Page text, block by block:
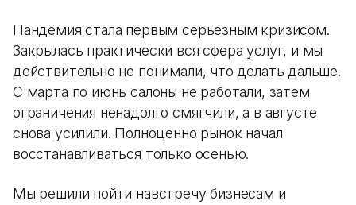
Пандемия стала первым серьезным кризисом.
Закрылась практически вся сфера услуг, и мы
действительно не понимали, что делать дальше.
С марта по июнь салоны не работали, затем
ограничения ненадолго смягчили, а в августе
снова усилили. Полноценно рынок начал
восстанавливаться только осенью.
Мы решили пойти навстречу бизнесам и